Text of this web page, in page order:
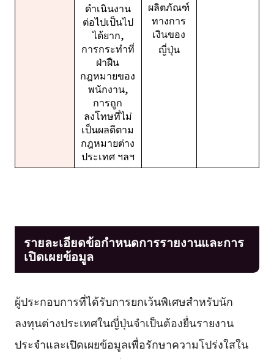
ดำเนินงาน
ต่อไปเป็นไป
ได้ยาก,
การกระทำที่
ฝ่าฝืน
กฎหมายของ
พนักงาน,
การถูก
ลงโทษที่ไม่
เป็นผลดีตาม
กฎหมายต่าง
ประเทศ ฯลฯ
ผลิตภัณฑ์
ทางการ
เงินของ
ญี่ปุ่น
รายละเอียดข้อกำหนดการรายงานและการ
เปิดเผยข้อมูล
ผู้ประกอบการที่ได้รับการยกเว้นพิเศษสำหรับนัก
ลงทุนต่างประเทศในญี่ปุ่นจำเป็นต้องยื่นรายงาน
ประจำและเปิดเผยข้อมูลเพื่อรักษาความโปร่งใสใน